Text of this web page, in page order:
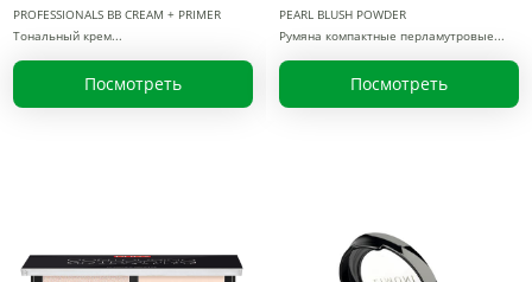
PROFESSIONALS BB CREAM + PRIMER
Тональный крем
Посмотреть
PEARL BLUSH POWDER
Румяна компактные перламутровые
Посмотреть